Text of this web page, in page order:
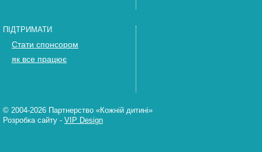
ПІДТРИМАТИ
Стати спонсором
як все працює
© 2004-2026 Партнерство «Кожній дитині»
Розробка сайту - VIP Design